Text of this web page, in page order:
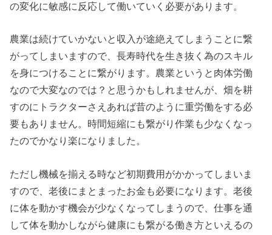
の変化に敏感に反応して働いていく必要があります。
農業は続けていかないと収入が途絶えてしまうことに繋
がってしまいますので、長寿時代を生き抜く為のスキル
を身につけることに繋がります。農業というと肉体労働
なので大変なのでは？と思うかもしれませんが、畑を耕
すのにトラクターさえあれば昔のように重労働をする必
要もありません。時間短縮にも繋がり作業も少なくなっ
たのでかなり楽になりました。
ただし機械を揃える時など初期費用がかかってしまいま
すので、老後にまとまったお金も必要になります。老後
に体を動かす機会が少なくなってしまうので、仕事を通
して体を動かしながら健康にも繋がる働き方といえるの